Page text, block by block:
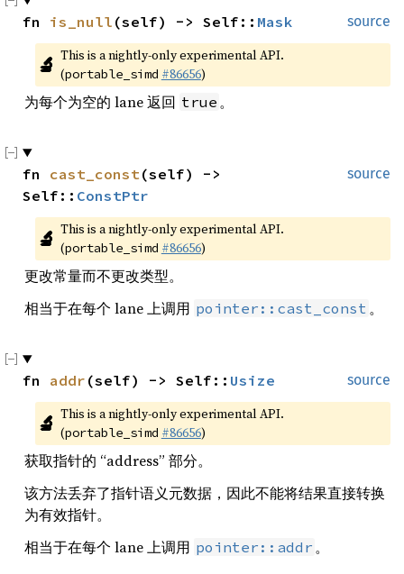
source
fn is_null (self) -> Self:: Mask
🔬 This is a nightly-only experimental API.
(portable_simd #86656)
为每个为空的 lane 返回 true 。
source
fn cast_const(self) ->
Self:: ConstPtr
🔬 This is a nightly-only experimental API.
(portable_simd #86656)
更改常量而不更改类型。
相当于在每个 lane 上调用 pointer::cast_const 。
source
fn addr (self) -> Self:: Usize
🔬 This is a nightly-only experimental API.
(portable_simd #86656)
获取指针的 “address” 部分。
该方法丢弃了指针语义元数据，因此不能将结果直接转换
为有效指针。
相当于在每个 lane 上调用 pointer::addr 。